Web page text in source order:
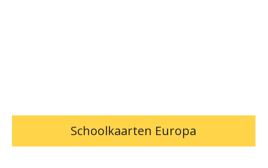
Schoolkaarten Europa